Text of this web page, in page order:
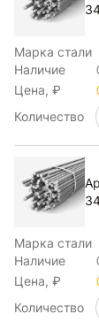
Марка стали
Наличие
Цена, ₽
Количество
Марка стали
Наличие
Цена, ₽
Количество